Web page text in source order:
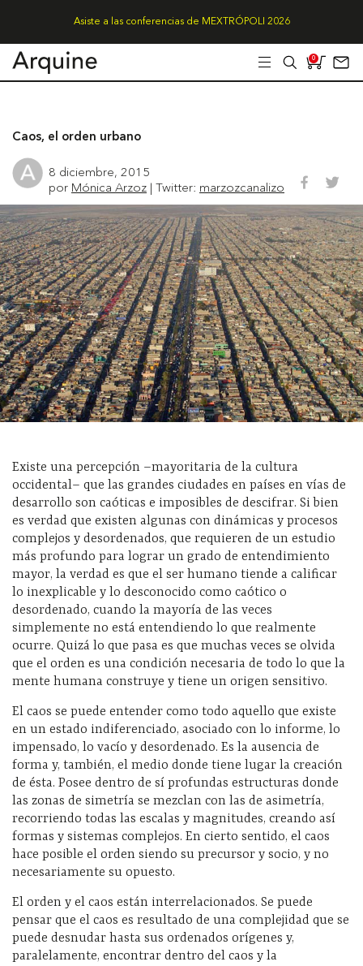
Asiste a las conferencias de MEXTRÓPOLI 2026
0
Caos, el orden urbano
8 diciembre, 2015
por Mónica Arzoz | Twitter: marzozcanalizo
Existe una percepción –mayoritaria de la cultura
occidental– que las grandes ciudades en países en vías de
desarrollo son caóticas e imposibles de descifrar. Si bien
es verdad que existen algunas con dinámicas y procesos
complejos y desordenados, que requieren de un estudio
más profundo para lograr un grado de entendimiento
mayor, la verdad es que el ser humano tiende a calificar
lo inexplicable y lo desconocido como caótico o
desordenado, cuando la mayoría de las veces
simplemente no está entendiendo lo que realmente
ocurre. Quizá lo que pasa es que muchas veces se olvida
que el orden es una condición necesaria de todo lo que la
mente humana construye y tiene un origen sensitivo.
El caos se puede entender como todo aquello que existe
en un estado indiferenciado, asociado con lo informe, lo
impensado, lo vacío y desordenado. Es la ausencia de
forma y, también, el medio donde tiene lugar la creación
de ésta. Posee dentro de sí profundas estructuras donde
las zonas de simetría se mezclan con las de asimetría,
recorriendo todas las escalas y magnitudes, creando así
formas y sistemas complejos. En cierto sentido, el caos
hace posible el orden siendo su precursor y socio, y no
necesariamente su opuesto.
El orden y el caos están interrelacionados. Se puede
pensar que el caos es resultado de una complejidad que se
puede desnudar hasta sus ordenados orígenes y,
paralelamente, encontrar dentro del caos y la